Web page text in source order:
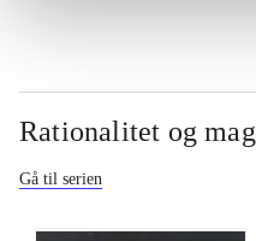
Rationalitet og
Gå til serien